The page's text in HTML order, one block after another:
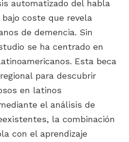
automatizado del habla
coste que revela
de demencia. Sin
se ha centrado en
Esta beca
para descubrir
en latinos
el análisis de
la combinación
con el aprendizaje